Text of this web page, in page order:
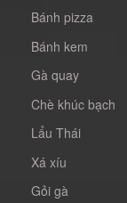
Bánh pizza
Bánh kem
Gà quay
Chè khúc bạch
Lẩu Thái
Xá xíu
Gỏi gà